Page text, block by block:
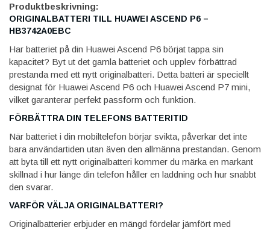
Produktbeskrivning:
ORIGINALBATTERI TILL HUAWEI ASCEND P6 –
HB3742A0EBC
Har batteriet på din Huawei Ascend P6 börjat tappa sin
kapacitet? Byt ut det gamla batteriet och upplev förbättrad
prestanda med ett nytt originalbatteri. Detta batteri är speciellt
designat för Huawei Ascend P6 och Huawei Ascend P7 mini,
vilket garanterar perfekt passform och funktion.
FÖRBÄTTRA DIN TELEFONS BATTERITID
När batteriet i din mobiltelefon börjar svikta, påverkar det inte
bara användartiden utan även den allmänna prestandan. Genom
att byta till ett nytt originalbatteri kommer du märka en markant
skillnad i hur länge din telefon håller en laddning och hur snabbt
den svarar.
VARFÖR VÄLJA ORIGINALBATTERI?
Originalbatterier erbjuder en mängd fördelar jämfört med